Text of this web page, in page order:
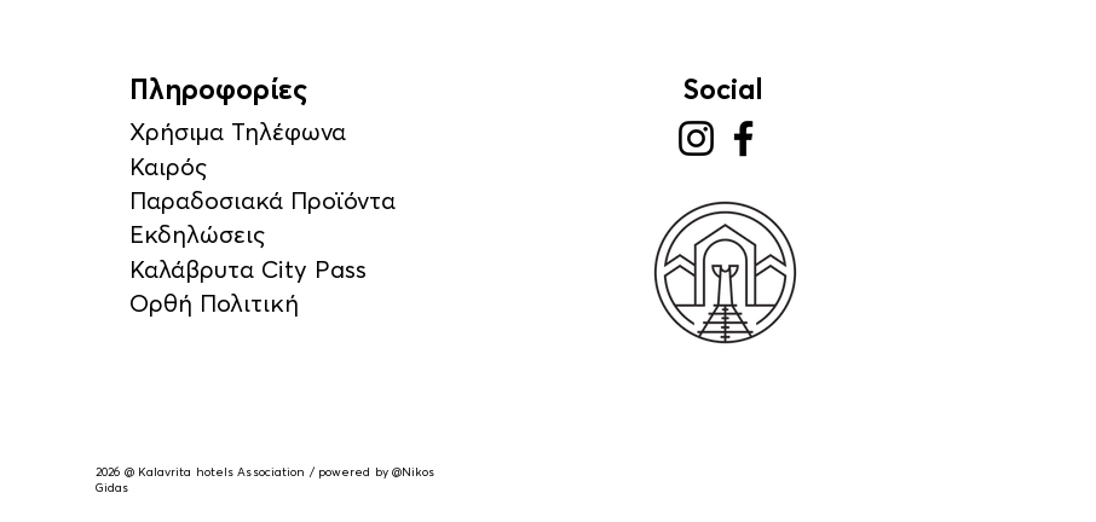
Πληροφορίες
Χρήσιμα Τηλέφωνα
Καιρός
Παραδοσιακά Προϊόντα
Εκδηλώσεις
Καλάβρυτα City Pass
Ορθή Πολιτική
Social
2026 @ Kalavrita hotels Association / powered by @Nikos
Gidas